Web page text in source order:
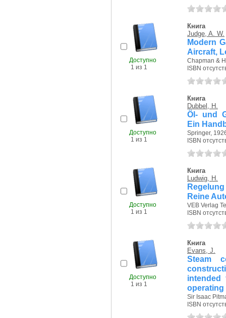
Доступно
1 из 1
Книга
Judge, A. W.
Modern
Aircraft,
Chapman &
ISBN
Доступно
1 из 1
Книга
Dubbel, H.
Öl- und
Ein
Springer,
ISBN
Доступно
1 из 1
Книга
Ludwig, H.
Reine
VEB Verlag
ISBN
Доступно
1 из 1
Книга
Evans, J.
Steam
operating
Sir Isaac
ISBN